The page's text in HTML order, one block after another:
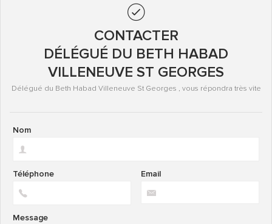
CONTACTER
DÉLÉGUÉ DU BETH HABAD
VILLENEUVE ST GEORGES
Délégué du Beth Habad Villeneuve St Georges , vous répondra très vite
Nom
Email
Téléphone
Message